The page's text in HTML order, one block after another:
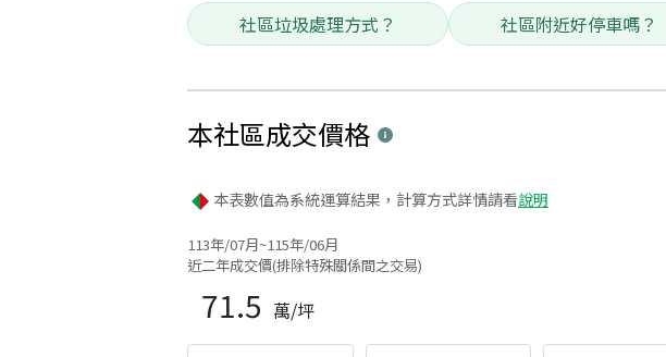
社區垃圾處理方式？ 社區附近好停車嗎？
本社區成交價格
本表數值為系統運算結果，計算方式詳情請看說明
113年/07月~115年/06月
近二年成交價(排除特殊關係間之交易)
71.5 萬/坪